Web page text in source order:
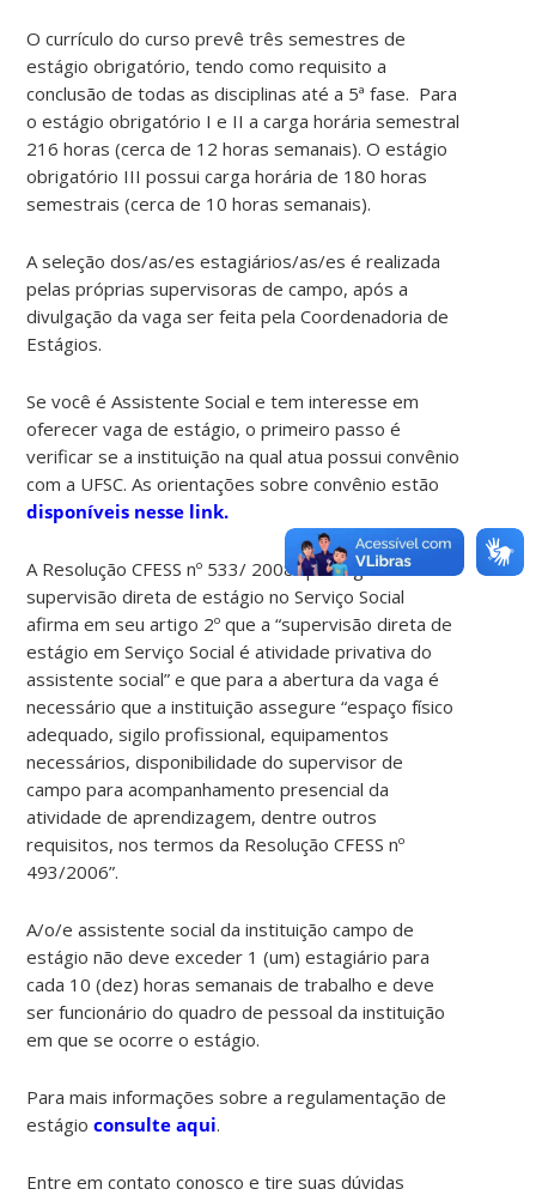
O currículo do curso prevê três semestres de
estágio obrigatório, tendo como requisito a
conclusão de todas as disciplinas até a 5ª fase. Para
o estágio obrigatório I e II a carga horária semestral
216 horas (cerca de 12 horas semanais). O estágio
obrigatório III possui carga horária de 180 horas
semestrais (cerca de 10 horas semanais).
A seleção dos/as/es estagiários/as/es é realizada
pelas próprias supervisoras de campo, após a
divulgação da vaga ser feita pela Coordenadoria de
Estágios.
Se você é Assistente Social e tem interesse em
oferecer vaga de estágio, o primeiro passo é
verificar se a instituição na qual atua possui convênio
com a UFSC. As orientações sobre convênio estão
disponíveis nesse link.
A Resolução CFESS nº 533/ 2008 que regulamenta a
supervisão direta de estágio no Serviço Social
afirma em seu artigo 2º que a “supervisão direta de
estágio em Serviço Social é atividade privativa do
assistente social” e que para a abertura da vaga é
necessário que a instituição assegure “espaço físico
adequado, sigilo profissional, equipamentos
necessários, disponibilidade do supervisor de
campo para acompanhamento presencial da
atividade de aprendizagem, dentre outros
requisitos, nos termos da Resolução CFESS nº
493/2006”.
A/o/e assistente social da instituição campo de
estágio não deve exceder 1 (um) estagiário para
cada 10 (dez) horas semanais de trabalho e deve
ser funcionário do quadro de pessoal da instituição
em que se ocorre o estágio.
Para mais informações sobre a regulamentação de
estágioconsulte aqui.
Entre em contato conosco e tire suas dúvidas